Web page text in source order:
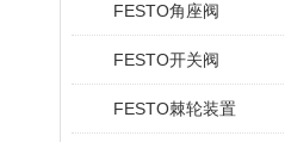
FESTO角座阀
FESTO开关阀
FESTO棘轮装置